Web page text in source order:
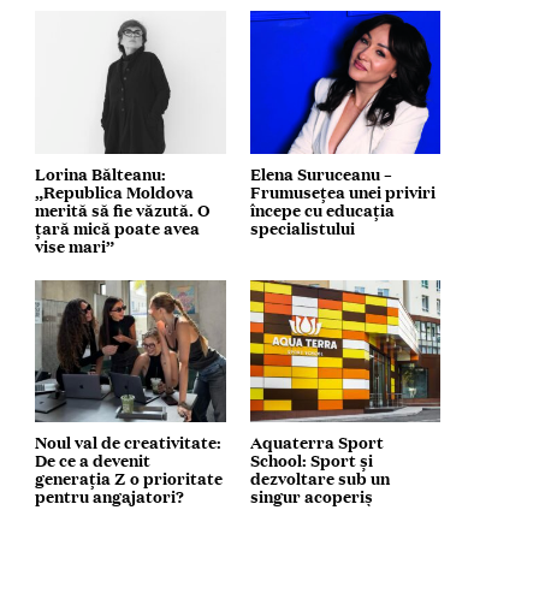
Lorina Bălteanu:
„Republica Moldova
merită să fie văzută. O
țară mică poate avea
vise mari”
Elena Suruceanu –
Frumusețea unei priviri
începe cu educația
specialistului
Noul val de creativitate:
De ce a devenit
generația Z o prioritate
pentru angajatori?
Aquaterra Sport
School: Sport și
dezvoltare sub un
singur acoperiș